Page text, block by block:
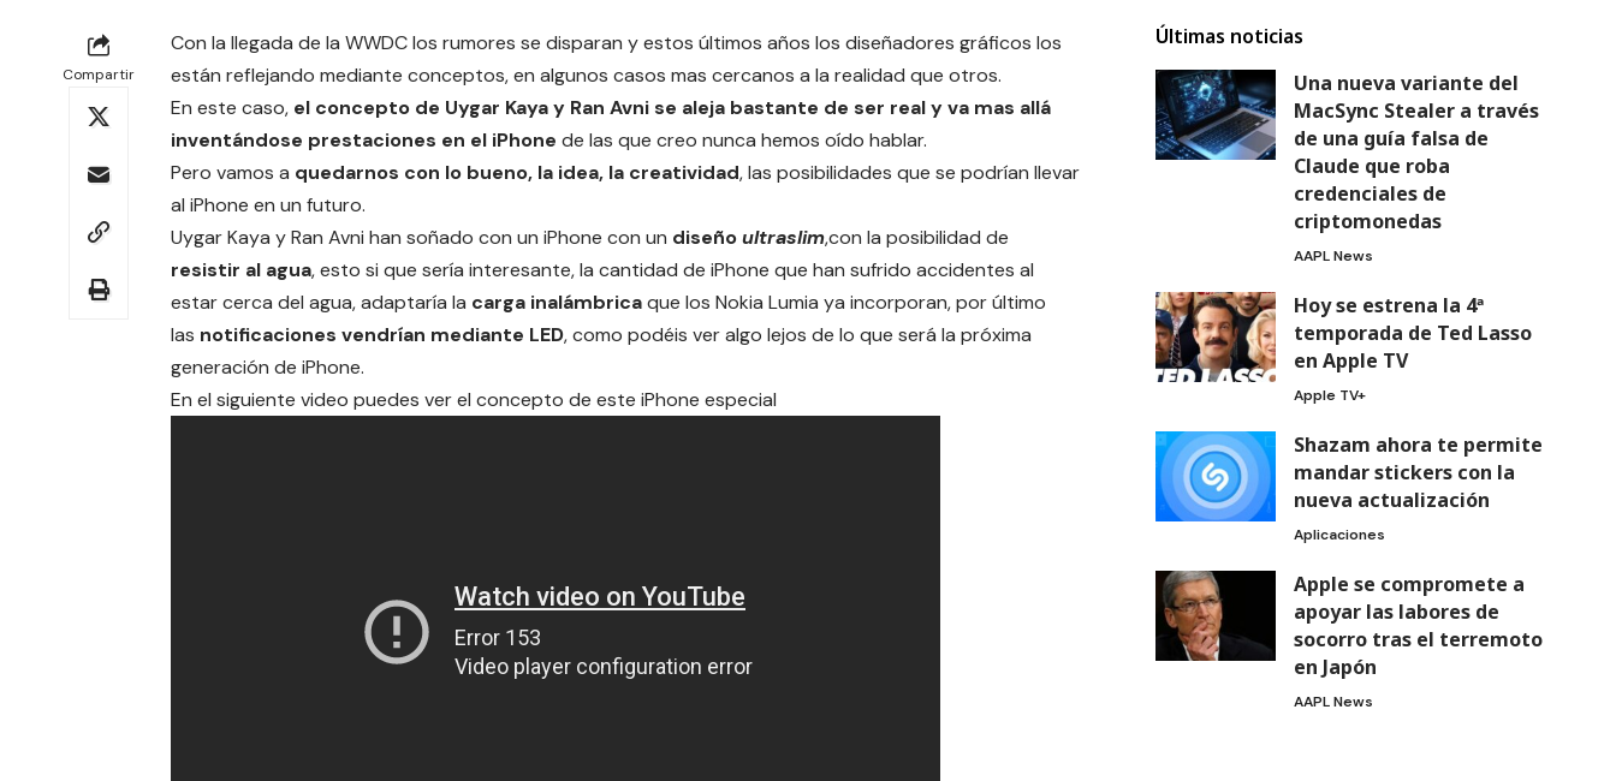
Compartir
Con la llegada de la WWDClos rumores se disparan y estos últimos años los diseñadores gráficos los
están reflejando mediante conceptos, en algunos casos mas cercanos a la realidad que otros.
En este caso, el concepto de Uygar Kaya y Ran Avni se aleja bastante de ser real y va mas allá
inventándose prestaciones en el iPhone de las que creo nunca hemos oído hablar.
Pero vamos a quedarnos con lo bueno, la idea, la creatividad, las posibilidades que se podrían llevar
al iPhone en un futuro.
Uygar Kaya y Ran Avni han soñado con un iPhone con un diseñoultraslim,con la posibilidad de
resistir al agua, esto si que sería interesante, la cantidad de iPhone que han sufrido accidentes al
estar cerca del agua, adaptaría la carga inalámbricaque los Nokia Lumia ya incorporan, por último
las notificaciones vendrían mediante LED, como podéis ver algo lejos de lo que será la próxima
generación de iPhone.
En el siguiente video puedes ver el concepto de este iPhone especial
Últimas noticias
Una nueva variante del
MacSync Stealer a través
de una guía falsa de
Claude que roba
credenciales de
criptomonedas
AAPL News
Hoy se estrena la 4ª
temporada de Ted Lasso
en Apple TV
Apple TV+
Shazam ahora te permite
mandar stickers con la
nueva actualización
Aplicaciones
Apple se compromete a
apoyar las labores de
socorro tras el terremoto
en Japón
AAPL News